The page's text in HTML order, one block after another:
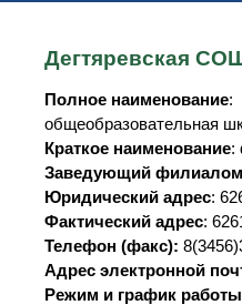
Дегтяревская
Полное наименование:
общеобразовательная
Краткое наименование:
Заведующий филиалом
Юридический адрес:
Фактический адрес:
Телефон (факс):
Адрес электронной
Режим и график работы